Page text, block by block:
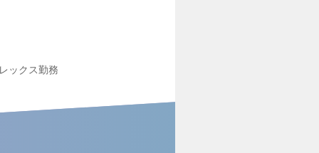
ックス勤務